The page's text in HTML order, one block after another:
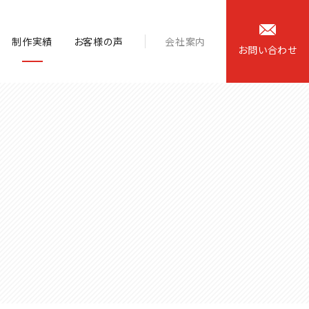
制作実績 お客様の声 会社案内
お問い合わせ